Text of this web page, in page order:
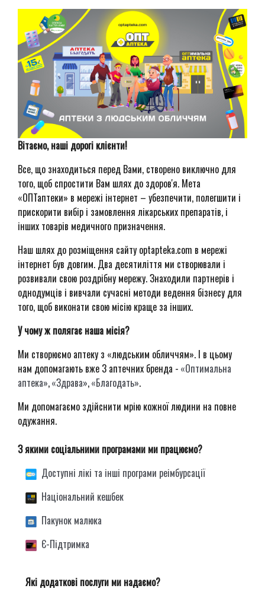
Вітаємо, наші дорогі клієнти!
Все, що знаходиться перед Вами, створено виключно для
того, щоб спростити Вам шлях до здоров'я. Мета
«ОПТаптеки» в мережі інтернет – убезпечити, полегшити і
прискорити вибір і замовлення лікарських препаратів, і
інших товарів медичного призначення.
Наш шлях до розміщення сайту optapteka.com в мережі
інтернет був довгим. Два десятиліття ми створювали і
розвивали свою роздрібну мережу. Знаходили партнерів і
однодумців і вивчали сучасні методи ведення бізнесу для
того, щоб виконати свою місію краще за інших.
У чому ж полягає наша місія?
Ми створюємо аптеку з «людським обличчям». І в цьому
нам допомагають вже 3 аптечних бренда - «Оптимальна
аптека»,«Здрaва»,«Благодать».
Ми допомагаємо здійснити мрію кожної людини на повне
одужання.
️З якими соціальними програмами ми працюємо?
Доступні лікі та інші програми реімбурсації
Національний кешбек
Пакунок малюка
Є-Підтримка
Які додаткові послуги ми надаємо?